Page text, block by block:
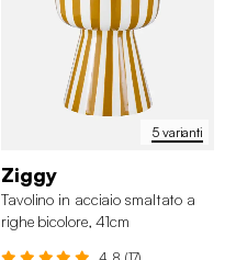
5 varianti
Ziggy
Tavolino in acciaio smaltato a
righe bicolore, 41cm